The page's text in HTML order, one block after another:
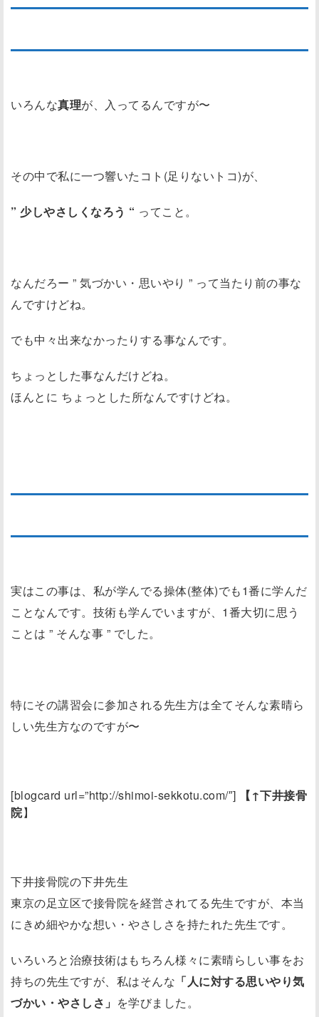
いろんな真理が、入ってるんですが〜
その中で私に一つ響いたコト(足りないトコ)が、
” 少しやさしくなろう “ ってこと。
なんだろー ” 気づかい・思いやり ” って当たり前の事な
んですけどね。
でも中々出来なかったりする事なんです。
ちょっとした事なんだけどね。
ほんとに ちょっとした所なんですけどね。
実はこの事は、私が学んでる操体(整体)でも1番に学んだ
ことなんです。技術も学んでいますが、1番大切に思う
ことは ” そんな事 ” でした。
特にその講習会に参加される先生方は全てそんな素晴ら
しい先生方なのですが〜
[blogcard url=”http://shimoi-sekkotu.com/″]
【↑下井接骨
院】
下井接骨院の下井先生
東京の足立区で接骨院を経営されてる先生ですが、本当
にきめ細やかな想い・やさしさを持たれた先生です。
いろいろと治療技術はもちろん様々に素晴らしい事をお
持ちの先生ですが、私はそんな 「人に対する思いやり気
づかい・やさしさ」 を学びました。